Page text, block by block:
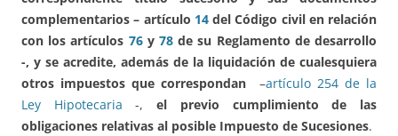
complementarios – artículo 14del Código civil en relación
con los artículos 76y78 de su Reglamento de desarrollo
-, y se acredite, además de la liquidación de cualesquiera
otros impuestos que correspondan
–artículo 254 de la
Ley Hipotecaria -, el previo cumplimiento de las
obligaciones relativas al posible Impuesto de Sucesiones.